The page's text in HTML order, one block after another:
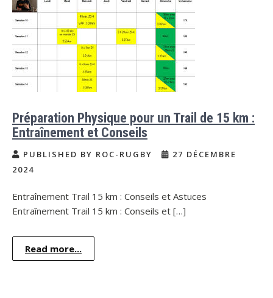
Préparation Physique pour un Trail de 15 km :
Entraînement et Conseils
PUBLISHED BY ROC-RUGBY
27 DÉCEMBRE
2024
Entraînement Trail 15 km : Conseils et Astuces
Entraînement Trail 15 km : Conseils et […]
Read more...